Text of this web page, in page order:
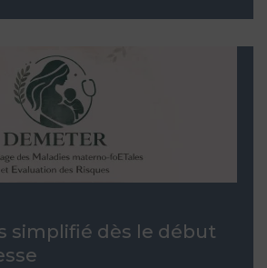
simplifié dès le début